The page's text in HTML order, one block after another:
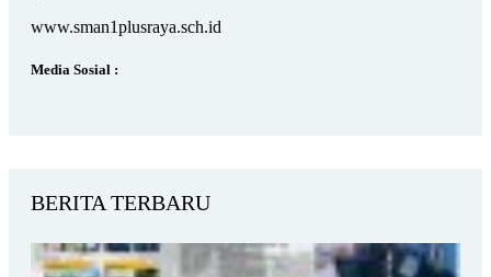
www.sman1plusraya.sch.id
Media Sosial :
BERITA TERBARU